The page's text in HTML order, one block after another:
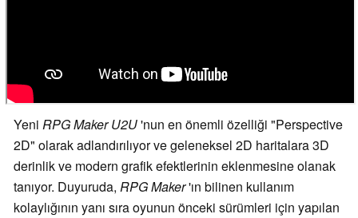
Yeni RPG Maker U2U'nun en önemli özelliği "Perspective
2D" olarak adlandırılıyor ve geleneksel 2D haritalara 3D
derinlik ve modern grafik efektlerinin eklenmesine olanak
tanıyor. Duyuruda, RPG Maker'ın bilinen kullanım
kolaylığının yanı sıra oyunun önceki sürümleri için yapılan